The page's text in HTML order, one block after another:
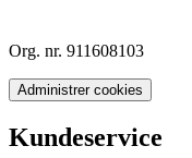
Org. nr. 911608103
Administrer cookies
Kundeservice